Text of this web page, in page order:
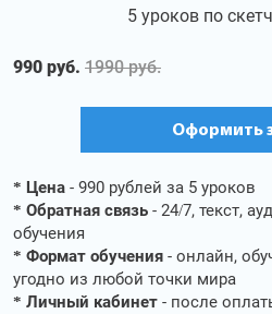
5 уроков по
990 руб. 1990 руб.
Оформить
* Цена - 990 рублей за 5 уроков
* Обратная связь - 24/7, текст,
обучения
* Формат обучения - онлайн,
угодно из любой точки мира
* Личный кабинет - после